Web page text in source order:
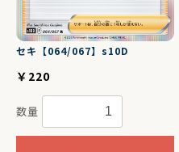
セキ【064/067】s10D
￥220
数量